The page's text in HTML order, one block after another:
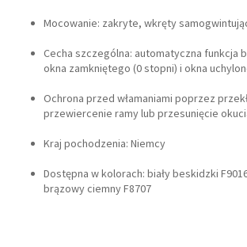
Mocowanie: zakryte, wkręty
Cecha szczególna: automatyczna funkcja
okna zamkniętego (0 stopni) i okna
Ochrona przed włamaniami poprzez
przewiercenie ramy lub przesunięcie
Kraj pochodzenia: Niemcy
Dostępna w kolorach: biały beskidzki
brązowy ciemny F8707